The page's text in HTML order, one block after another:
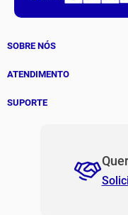
SOBRE NÓS
História
Patrocinados
ATENDIMENTO
Whatsapp
contato@jomabr.com.br
SUPORTE
Regulamento Joma Club